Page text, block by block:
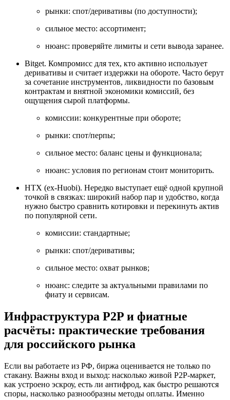
рынки: спот/деривативы (по доступности);
сильное место: ассортимент;
нюанс: проверяйте лимиты и сети вывода заранее.
Bitget. Компромисс для тех, кто активно использует
деривативы и считает издержки на обороте. Часто берут
за сочетание инструментов, ликвидности по базовым
контрактам и внятной экономики комиссий, без
ощущения сырой платформы.
комиссии: конкурентные при обороте;
рынки: спот/перпы;
сильное место: баланс цены и функционала;
нюанс: условия по регионам стоит мониторить.
HTX (ex-Huobi). Нередко выступает ещё одной крупной
точкой в связках: широкий набор пар и удобство, когда
нужно быстро сравнить котировки и перекинуть актив
по популярной сети.
комиссии: стандартные;
рынки: спот/деривативы;
сильное место: охват рынков;
нюанс: следите за актуальными правилами по
фиату и сервисам.
Инфраструктура P2P и фиатные
расчёты: практические требования
для российского рынка
Если вы работаете из РФ, биржа оценивается не только по
стакану. Важны вход и выход: насколько живой P2P-маркет,
как устроено эскроу, есть ли антифрод, как быстро решаются
споры, насколько разнообразны методы оплаты. Именно